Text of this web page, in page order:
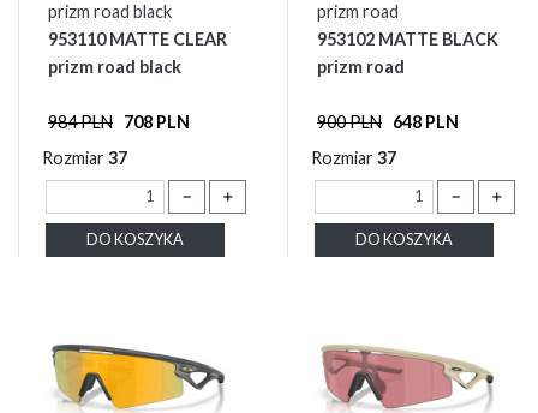
prizm road black
953110 MATTE CLEAR
prizm road black
984 PLN 708 PLN
Rozmiar37
－ ＋
DO KOSZYKA
prizm road
953102 MATTE BLACK
prizm road
900 PLN 648 PLN
Rozmiar37
－ ＋
DO KOSZYKA